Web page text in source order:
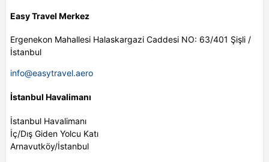
Easy Travel Merkez
Ergenekon Mahallesi Halaskargazi Caddesi NO: 63/401 Şişli /
İstanbul
info@easytravel.aero
İstanbul Havalimanı
İstanbul Havalimanı
İç/Dış Giden Yolcu Katı
Arnavutköy/İstanbul